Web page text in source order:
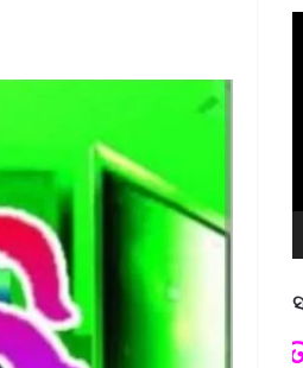
ଜୟନ୍ତ ମହାପାତ୍ର